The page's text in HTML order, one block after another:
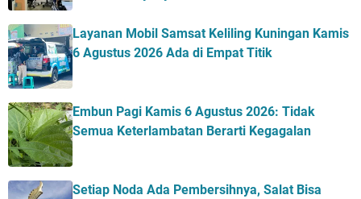
Layanan Mobil Samsat Keliling Kuningan Kamis
6 Agustus 2026 Ada di Empat Titik
Embun Pagi Kamis 6 Agustus 2026: Tidak
Semua Keterlambatan Berarti Kegagalan
Setiap Noda Ada Pembersihnya, Salat Bisa